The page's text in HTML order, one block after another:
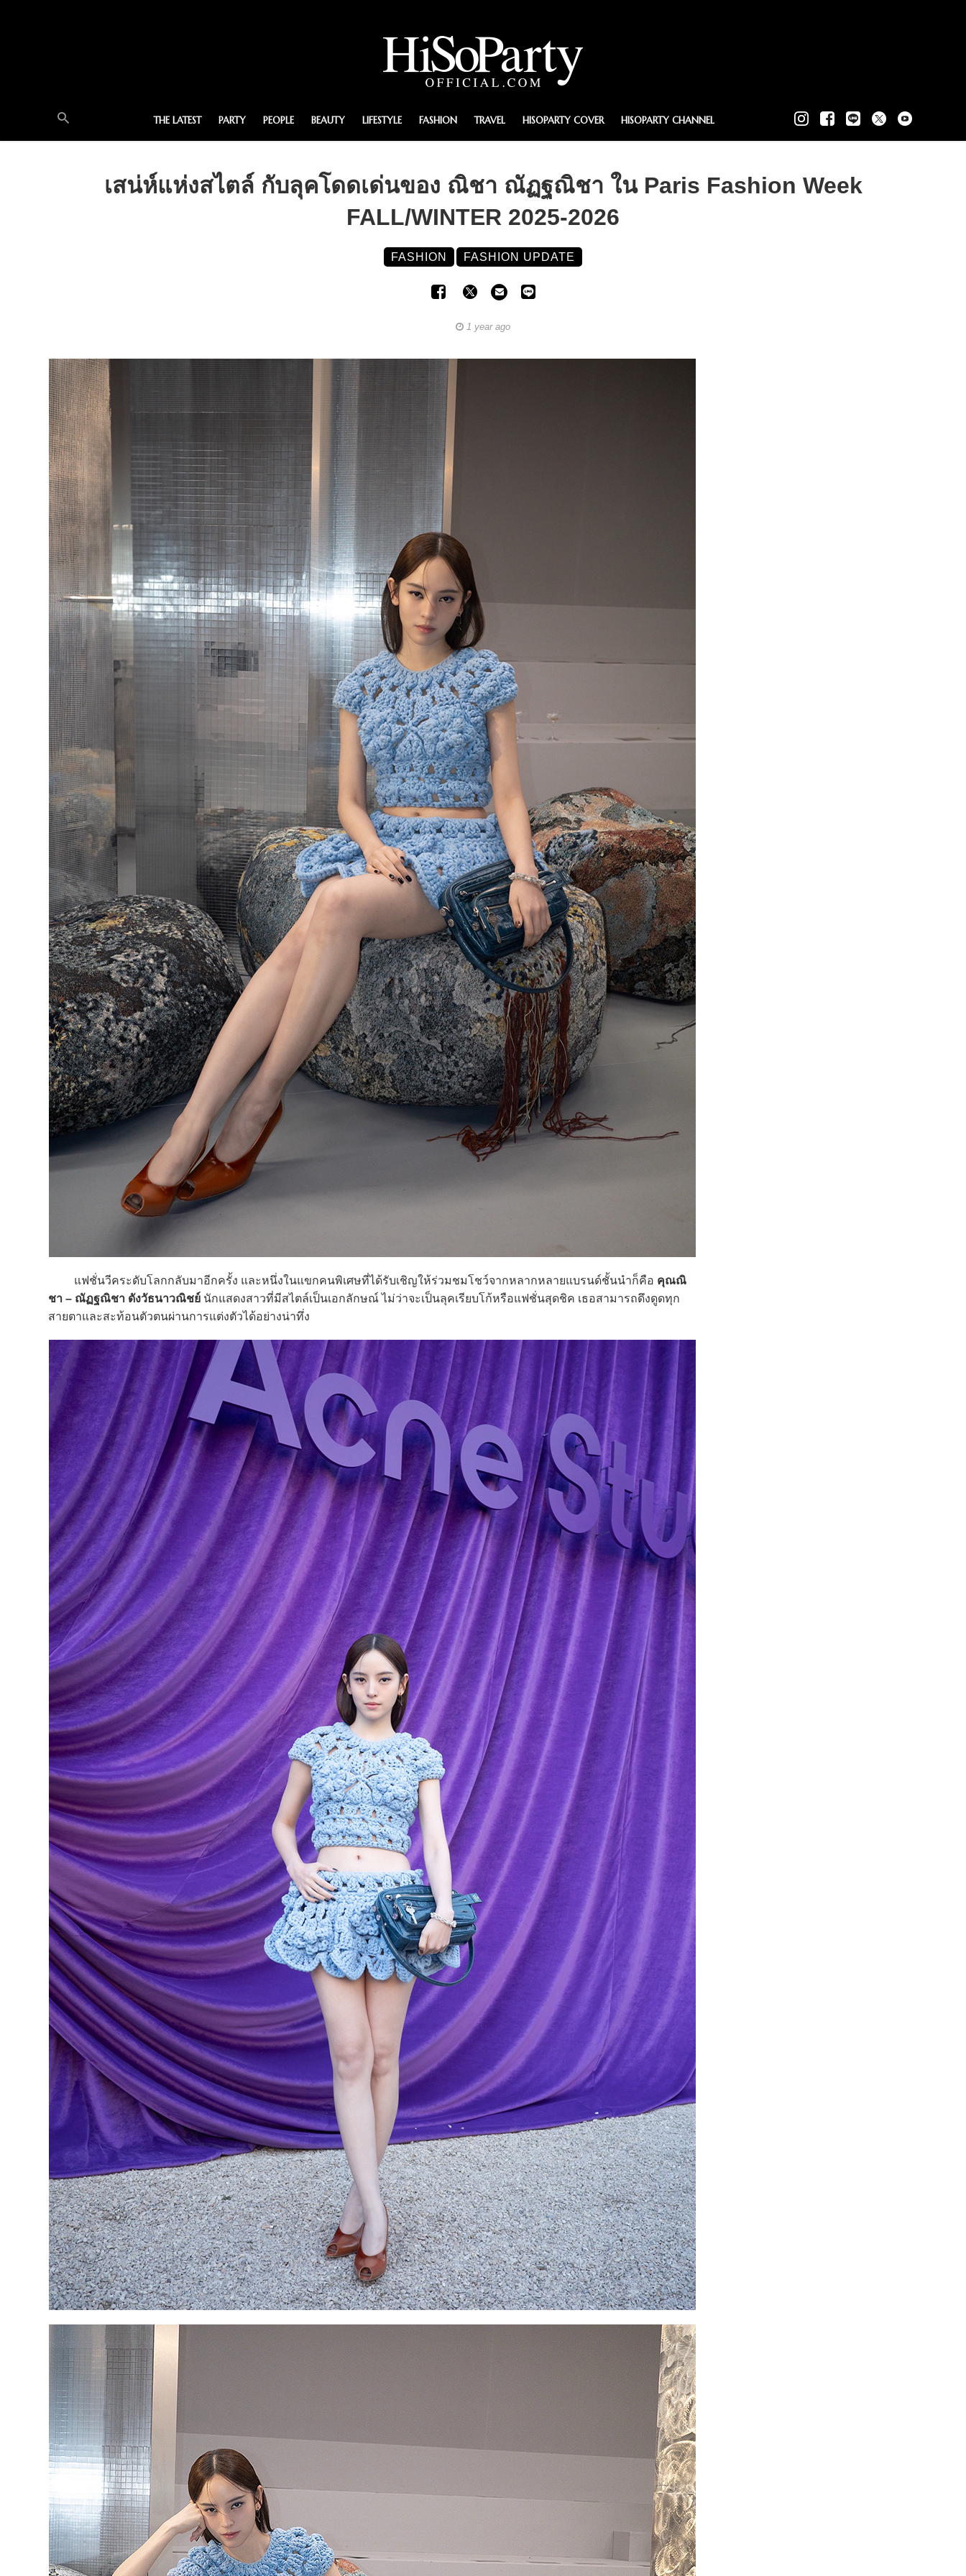
THE LATEST PARTY PEOPLE BEAUTY LIFESTYLE FASHION TRAVEL HISOPARTY COVER HISOPARTY CHANNEL
เสน่ห์แห่งสไตล์ กับลุคโดดเด่นของ ณิชา ณัฏฐณิชา ใน Paris Fashion Week
FALL/WINTER 2025-2026
FASHION FASHION UPDATE
1 year ago
แฟชั่นวีคระดับโลกกลับมาอีกครั้ง และหนึ่งในแขกคนพิเศษที่ได้รับเชิญให้ร่วมชมโชว์จากหลากหลายแบรนด์ชั้นนำก็คือ คุณณิ
ชา – ณัฏฐณิชา ดังวัธนาวณิชย์ นักแสดงสาวที่มีสไตล์เป็นเอกลักษณ์ ไม่ว่าจะเป็นลุคเรียบโก้หรือแฟชั่นสุดชิค เธอสามารถดึงดูดทุก
สายตาและสะท้อนตัวตนผ่านการแต่งตัวได้อย่างน่าทึ่ง